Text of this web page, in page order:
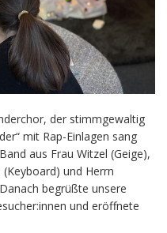
der stimmgewaltig
mit Rap-Einlagen sang
aus Frau Witzel (Geige),
und Herrn
begrüßte unsere
und eröffnete